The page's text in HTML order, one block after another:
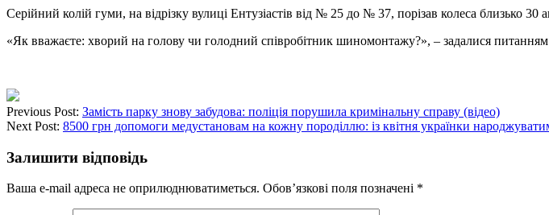
Серійний колій гуми, на відрізку вулиці Ентузіастів від № 25 до № 37, порізав колеса близько 30
«Як вважаєте: хворий на голову чи голодний співробітник шиномонтажу?», – задалися питанням
Previous Post: Замість парку знову забудова: поліція порушила кримінальну справу (відео)
Next Post: 8500 грн допомоги медустановам на кожну породіллю: із квітня українки
Залишити відповідь
Ваша e-mail адреса не оприлюднюватиметься. Обов’язкові поля позначені *